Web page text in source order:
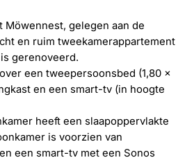
Möwennest, gelegen aan de
en ruim tweekamerappartement
gerenoveerd.
een tweepersoonsbed (1,80 x
en een smart-tv (in hoogte
heeft een slaapoppervlakte
is voorzien van
een smart-tv met een Sonos